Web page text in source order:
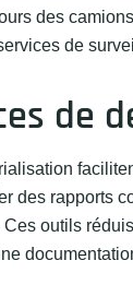
des
de
de
des rapports
outils